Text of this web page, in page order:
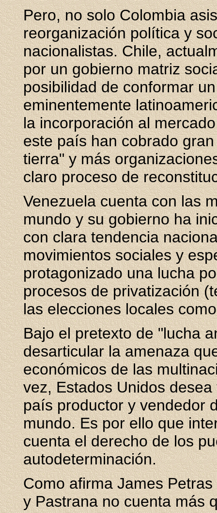
Pero, no solo Colombia
reorganización política y
nacionalistas. Chile,
por un gobierno matriz
posibilidad de conformar
eminentemente
la incorporación al
este país han cobrado
tierra" y más
claro proceso de
Venezuela cuenta con las
mundo y su gobierno ha
con clara tendencia
movimientos sociales y
protagonizado una lucha
procesos de privatización
las elecciones locales
Bajo el pretexto de "lucha
desarticular la amenaza
económicos de las
vez, Estados Unidos
país productor y vendedor
mundo. Es por ello que
cuenta el derecho de los
autodeterminación.
Como afirma James
y Pastrana no cuenta más